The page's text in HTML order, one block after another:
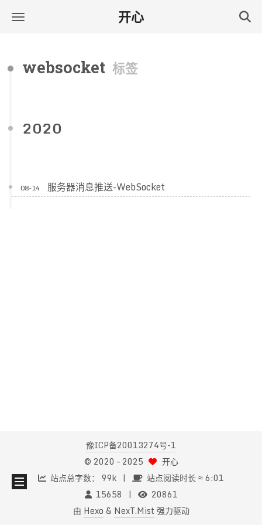
开心
websocket 标签
2020
08-14 服务器消息推送-WebSocket
豫ICP备20013274号-1
© 2020 – 2025
开心
站点总字数： 99k 站点阅读时长 ≈6:01
15658
20861
由 Hexo & NexT.Mist 强力驱动